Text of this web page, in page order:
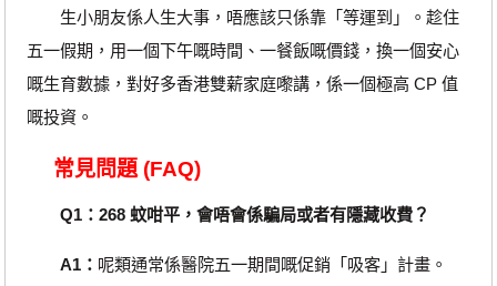
生小朋友係人生大事，唔應該只係靠「等運到」。趁住
五一假期，用一個下午嘅時間、一餐飯嘅價錢，換一個安心
嘅生育數據，對好多香港雙薪家庭嚟講，係一個極高 CP 值
嘅投資。
常見問題 (FAQ)
Q1：268 蚊咁平，會唔會係騙局或者有隱藏收費？
A1： 呢類通常係醫院五一期間嘅促銷「吸客」計畫。